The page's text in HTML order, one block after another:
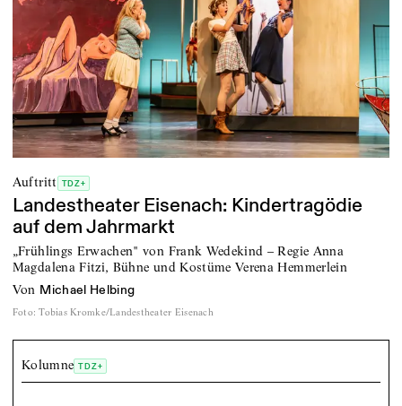
Auftritt TDZ+
Landestheater Eisenach: Kindertragödie
auf dem Jahrmarkt
„Frühlings Erwachen" von Frank Wedekind – Regie Anna
Magdalena Fitzi, Bühne und Kostüme Verena Hemmerlein
von Michael Helbing
Foto: Tobias Kromke/Landestheater Eisenach
Kolumne TDZ+